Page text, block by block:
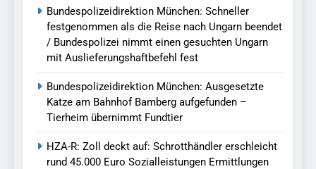
Bundespolizeidirektion München: Schneller
festgenommen als die Reise nach Ungarn beendet
/ Bundespolizei nimmt einen gesuchten Ungarn
mit Auslieferungshaftbefehl fest
Bundespolizeidirektion München: Ausgesetzte
Katze am Bahnhof Bamberg aufgefunden –
Tierheim übernimmt Fundtier
HZA-R: Zoll deckt auf: Schrotthändler erschleicht
rund 45.000 Euro Sozialleistungen Ermittlungen